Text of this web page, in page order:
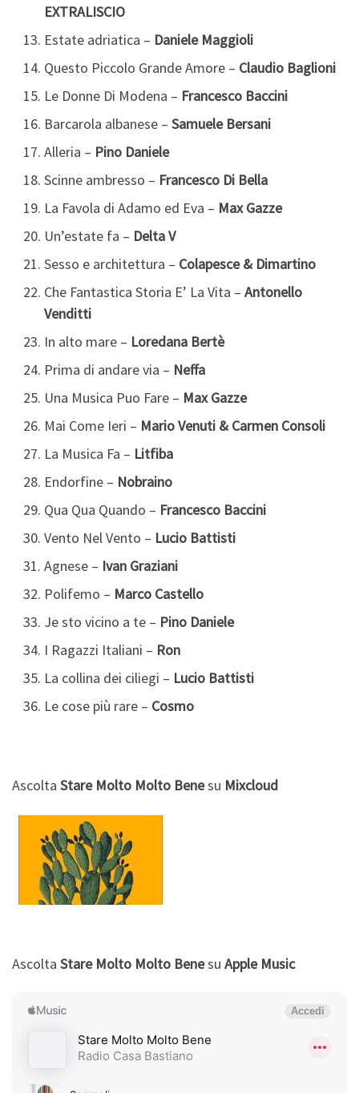
EXTRALISCIO
Estate adriatica – Daniele Maggioli
Questo Piccolo Grande Amore – Claudio Baglioni
Le Donne Di Modena – Francesco Baccini
Barcarola albanese – Samuele Bersani
Alleria – Pino Daniele
Scinne ambresso – Francesco Di Bella
La Favola di Adamo ed Eva – Max Gazze
Un’estate fa – Delta V
Sesso e architettura – Colapesce & Dimartino
Che Fantastica Storia E’ La Vita – Antonello
Venditti
In alto mare – Loredana Bertè
Prima di andare via – Neffa
Una Musica Puo Fare – Max Gazze
Mai Come Ieri – Mario Venuti & Carmen Consoli
La Musica Fa – Litfiba
Endorfine – Nobraino
Qua Qua Quando – Francesco Baccini
Vento Nel Vento – Lucio Battisti
Agnese – Ivan Graziani
Polifemo – Marco Castello
Je sto vicino a te – Pino Daniele
I Ragazzi Italiani – Ron
La collina dei ciliegi – Lucio Battisti
Le cose più rare – Cosmo
Ascolta Stare Molto Molto Benesu Mixcloud
Ascolta Stare Molto Molto Benesu Apple Music